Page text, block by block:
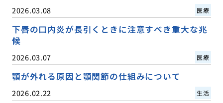
2026.03.08 医療
下唇の口内炎が長引くときに注意すべき重大な兆
候
2026.03.07 医療
顎が外れる原因と顎関節の仕組みについて
2026.02.22 生活